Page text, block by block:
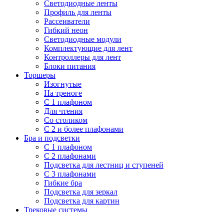
Светодиодные ленты
Профиль для ленты
Рассеиватели
Гибкий неон
Светодиодные модули
Комплектующие для лент
Контроллеры для лент
Блоки питания
Торшеры
Изогнутые
На треноге
С 1 плафоном
Для чтения
Со столиком
С 2 и более плафонами
Бра и подсветки
С 1 плафоном
С 2 плафонами
Подсветка для лестниц и ступеней
С 3 плафонами
Гибкие бра
Подсветка для зеркал
Подсветка для картин
Трековые системы